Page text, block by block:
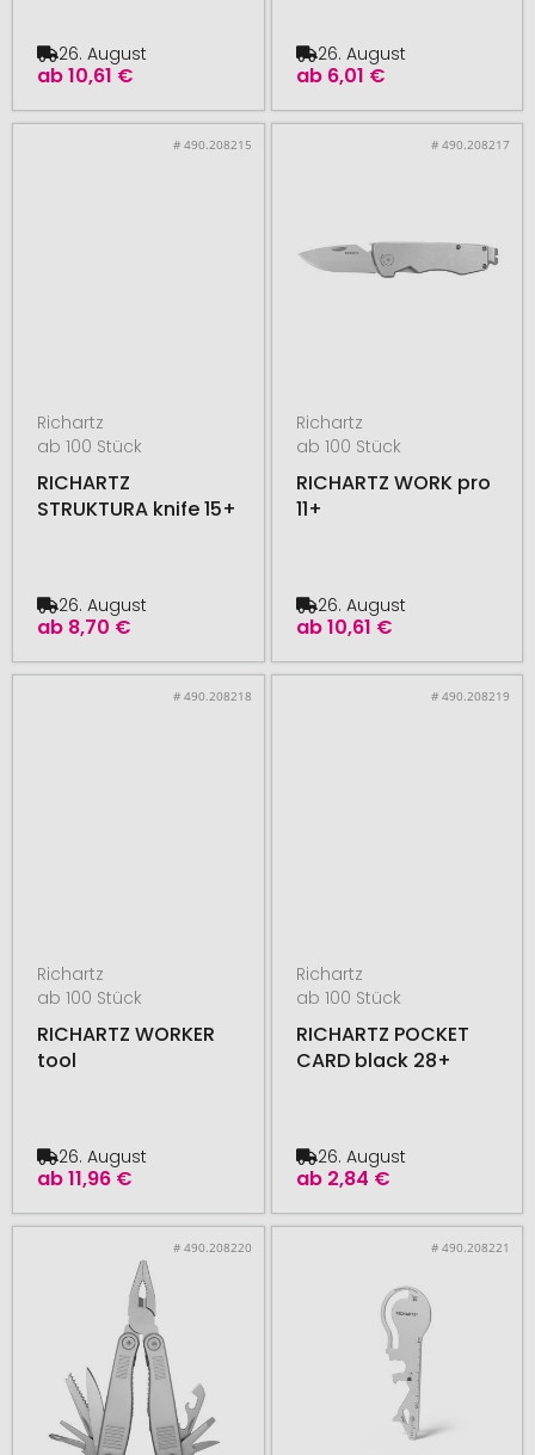
ab10,61 €
26. August
ab 6,01 €
26. August
# 490.208215
Richartz
ab 100 Stück
RICHARTZ
STRUKTURA knife 15+
ab 8,70 €
26. August
# 490.208217
Richartz
ab 100 Stück
RICHARTZ WORK pro
11+
ab10,61 €
26. August
# 490.208218
Richartz
ab 100 Stück
RICHARTZ WORKER
tool
ab11,96 €
26. August
# 490.208219
Richartz
ab 100 Stück
RICHARTZ POCKET
CARD black 28+
ab 2,84 €
26. August
# 490.208220 # 490.208221